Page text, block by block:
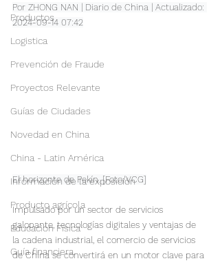
Productos
Logistica
Prevención de Fraude
Proyectos Relevante
Guías de Ciudades
Novedad en China
China - Latin América
Información de la exposición
Producto agrícola
Educación Física
Guía financiera
Por ZHONG NAN | Diario de China | Actualizado:
2024-09-14 07:42
El horizonte de Pekín. [Foto/VCG]
Impulsado por un sector de servicios
galopante, tecnologías digitales y ventajas de
la cadena industrial, el comercio de servicios
de China se convertirá en un motor clave para